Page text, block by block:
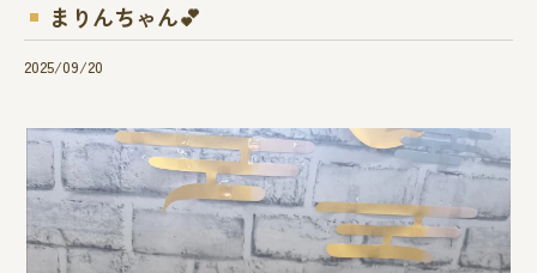
まりんちゃん︎💕︎︎
2025/09/20